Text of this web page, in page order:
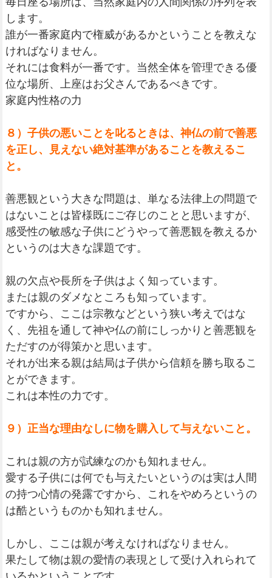
します。
誰が一番家庭内で権威があるかということを教えな
ければなりません。
それには食料が一番です。当然全体を管理できる優
位な場所、上座はお父さんであるべきです。
家庭内性格の力
８）子供の悪いことを叱るときは、神仏の前で善悪
を正し、見えない絶対基準があることを教えるこ
と。
善悪観という大きな問題は、単なる法律上の問題で
はないことは皆様既にご存じのことと思いますが、
感受性の敏感な子供にどうやって善悪観を教えるか
というのは大きな課題です。
親の欠点や長所を子供はよく知っています。
または親のダメなところも知っています。
ですから、ここは宗教などという狭い考えではな
く、先祖を通して神や仏の前にしっかりと善悪観を
ただすのが得策かと思います。
それが出来る親は結局は子供から信頼を勝ち取るこ
とができます。
これは本性の力です。
９）正当な理由なしに物を購入して与えないこと。
これは親の方が試練なのかも知れません。
愛する子供には何でも与えたいというのは実は人間
の持つ心情の発露ですから、これをやめろというの
は酷というものかも知れません。
しかし、ここは親が考えなければなりません。
果たして物は親の愛情の表現として受け入れられて